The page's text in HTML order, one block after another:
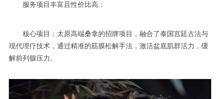
服务项目丰富且性价比高：
核心项目：太原高端桑拿的招牌项目，融合了泰国宫廷古法与
现代理疗技术，通过精准的筋膜松解手法，激活盆底肌群活力，缓
解前列腺压力。